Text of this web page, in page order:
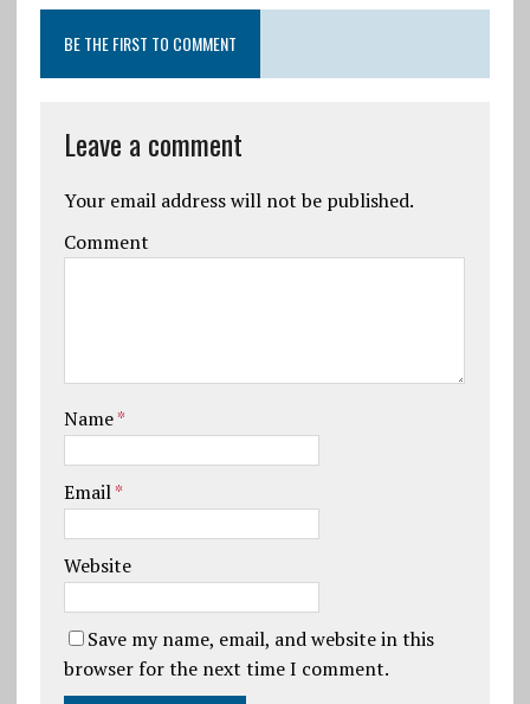
BE THE FIRST TO COMMENT
Leave a comment
Your email address will not be published.
Comment
Name*
Email*
Website
Save my name, email, and website in this
browser for the next time I comment.